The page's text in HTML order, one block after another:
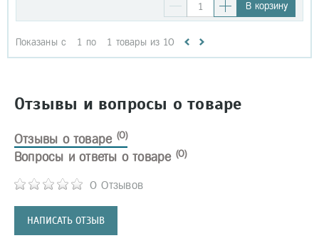
В корзину
Показаны с 1 по 1 товары из 10
Отзывы и вопросы о товаре
Отзывы о товаре (0)
0 Отзывов
НАПИСАТЬ ОТЗЫВ
Вопросы и ответы о товаре (0)